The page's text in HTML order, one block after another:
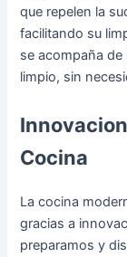
que repelen la
facilitando su
se acompaña
limpio, sin
Cocina
La cocina
gracias a
preparamos y